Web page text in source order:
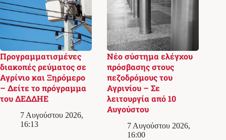
Προγραμματισμένες
διακοπές ρεύματος σε
Αγρίνιο και Ξηρόμερο
– Δείτε το πρόγραμμα
του ΔΕΔΔΗΕ
7 Αυγούστου 2026,
16:13
Νέο σύστημα ελέγχου
πρόσβασης στους
πεζοδρόμους του
Αγρινίου – Σε
λειτουργία από 10
Αυγούστου
7 Αυγούστου 2026,
16:00